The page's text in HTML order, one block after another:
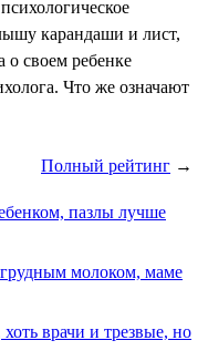
карандаши и лист,
о своем ребенке
Что же означают
Полный рейтинг →
пазлы лучше
молоком, маме
врачи и трезвые, но